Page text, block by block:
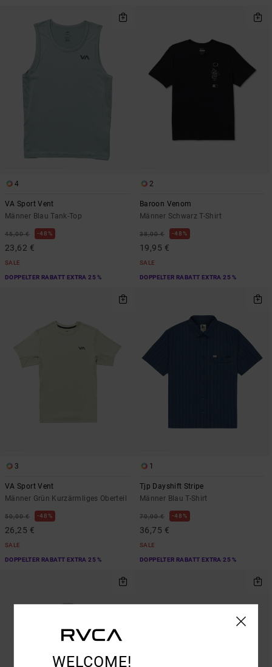
4
VA Sport Vent
Männer Blau Tank-Top
45,00 € 48%
23,62 €
SALE
DOPPELTER RABATT EXTRA 25 %
2
Baroon Venom
Männer Schwarz T-Shirt
38,00 € 48%
19,95 €
SALE
DOPPELTER RABATT EXTRA 25 %
3
VA Sport Vent
Männer Grün Kurzärmliges Oberteil
50,00 € 48%
26,25 €
SALE
DOPPELTER RABATT EXTRA 25 %
1
Tjp Dayshift Stripe
Männer Blau T-Shirt
70,00 € 48%
36,75 €
SALE
DOPPELTER RABATT EXTRA 25 %
WELCOME!